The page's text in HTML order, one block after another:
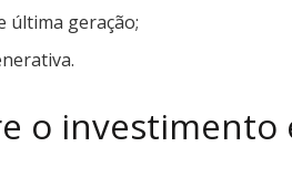
última geração;
o investimento